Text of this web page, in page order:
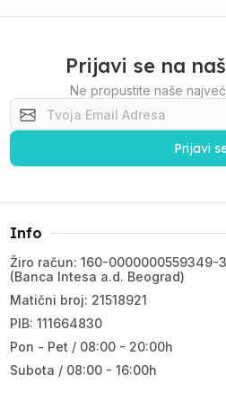
Prijavi se na
Ne propustite naše
Prijavi
Info
Žiro račun: 160-0000000559349-
(Banca Intesa a.d. Beograd)
Matični broj: 21518921
PIB: 111664830
Pon - Pet / 08:00 - 20:00h
Subota / 08:00 - 16:00h